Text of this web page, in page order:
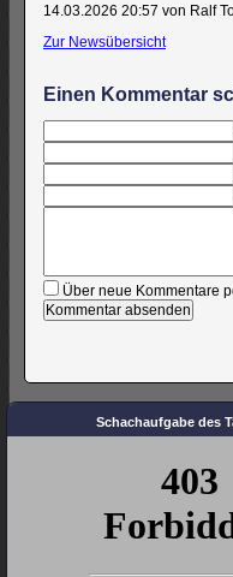
14.03.2026 20:57 von Ralf
Zur Newsübersicht
Einen Kommentar
Über neue Kommentare
Schachaufgabe des